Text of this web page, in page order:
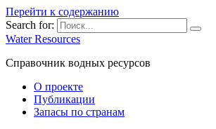
Перейти к содержанию
Search for:
Water Resources
Справочник водных ресурсов
О проекте
Публикации
Запасы по странам